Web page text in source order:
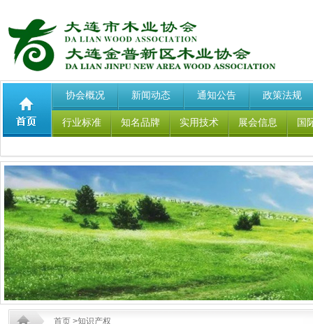
协会概况 新闻动态 通知公告 政策法规
行业标准 知名品牌 实用技术 展会信息 国
首页 >知识产权